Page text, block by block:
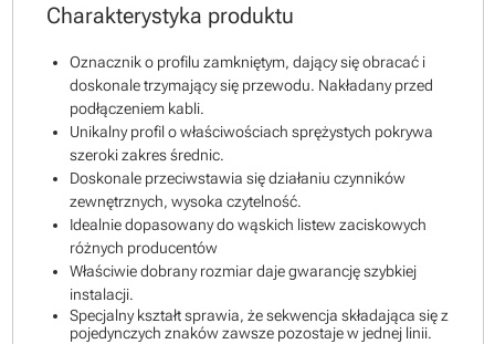
Charakterystyka produktu
Oznacznik o profilu zamkniętym, dający się obracać i
doskonale trzymający się przewodu. Nakładany przed
podłączeniem kabli.
Unikalny profil o właściwościach sprężystych pokrywa
szeroki zakres średnic.
Doskonale przeciwstawia się działaniu czynników
zewnętrznych, wysoka czytelność.
Idealnie dopasowany do wąskich listew zaciskowych
różnych producentów
Właściwie dobrany rozmiar daje gwarancję szybkiej
instalacji.
Specjalny kształt sprawia, że sekwencja składająca się z
pojedynczych znaków zawsze pozostaje w jednej linii.